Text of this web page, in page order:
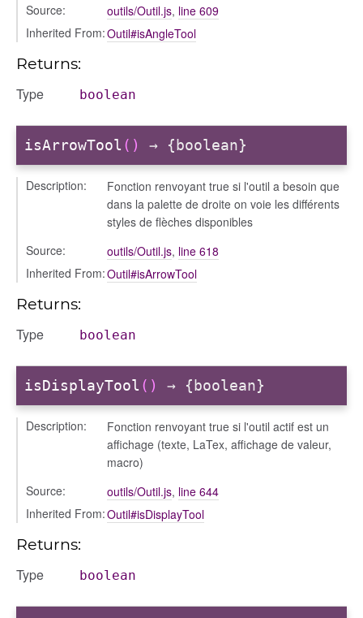
Source:
outils/Outil.js, line 609
Inherited From:Outil#isAngleTool
Returns:
Type boolean
isArrowTool () → {boolean}
Description:
Fonction renvoyant true si l'outil a besoin que
dans la palette de droite on voie les différents
styles de flèches disponibles
Source:
outils/Outil.js, line 618
Inherited From:Outil#isArrowTool
Returns:
Type boolean
isDisplayTool () → {boolean}
Description:
Fonction renvoyant true si l'outil actif est un
affichage (texte, LaTex, affichage de valeur,
macro)
Source:
outils/Outil.js, line 644
Inherited From:Outil#isDisplayTool
Returns:
Type boolean